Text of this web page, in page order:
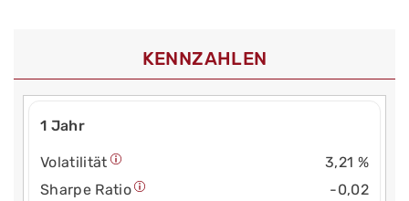
KENNZAHLEN
1 Jahr
Volatilität
3,21 %
Sharpe Ratio
-0,02